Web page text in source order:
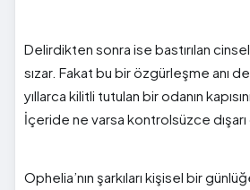
Delirdikten sonra ise bastırılan
sızar. Fakat bu bir özgürleşme anı
yıllarca kilitli tutulan bir odanın
İçeride ne varsa kontrolsüzce dışarı
Ophelia’nın şarkıları kişisel bir